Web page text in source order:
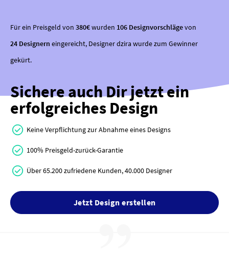
Für ein Preisgeld von 380€wurden 106 Designvorschlägevon
24 Designern eingereicht, Designer dzira wurde zum Gewinner
gekürt.
Sichere auch Dir jetzt ein
erfolgreiches Design
Keine Verpflichtung zur Abnahme eines Designs
100% Preisgeld-zurück-Garantie
Über 65.200 zufriedene Kunden, 40.000 Designer
Jetzt Design erstellen